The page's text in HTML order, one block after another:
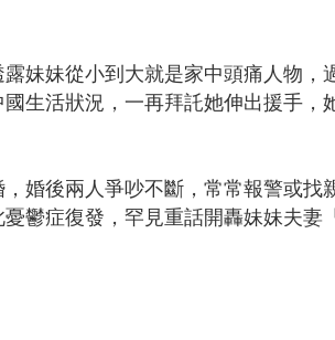
妹妹從小到大就是家中頭痛人物，
生活狀況，一再拜託她伸出援手，
婚後兩人爭吵不斷，常常報警或找
鬱症復發，罕見重話開轟妹妹夫妻